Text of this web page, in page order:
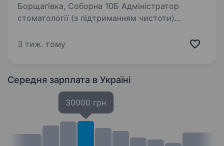
Борщагівка, Соборна 10Б Адміністратор
стоматології (з підтриманням чистоти)
до команди відповідального
3 тиж. тому
Середня зарплата в Україні
30000 грн